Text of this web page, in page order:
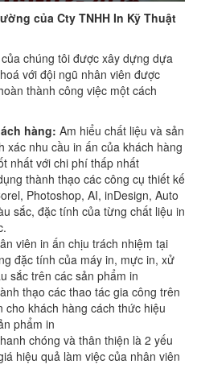
của Cty TNHH In Kỹ Thuật
của chúng tôi được xây dựng dựa
với đội ngũ nhân viên được
thành công việc một cách
hàng: Am hiểu chất liệu và sản
xác nhu cầu in ấn của khách hàng
nhất với chi phí thấp nhất
thành thạo các công cụ thiết kế
Photoshop, AI, inDesign, Auto
sắc, đặc tính của từng chất liệu in
viên in ấn chịu trách nhiệm tại
đặc tính của máy in, mực in, xử
sắc trên các sản phẩm in
thạo các thao tác gia công trên
cho khách hàng cách thức hiệu
phẩm in
chóng và thân thiện là 2 yếu
hiệu quả làm việc của nhân viên